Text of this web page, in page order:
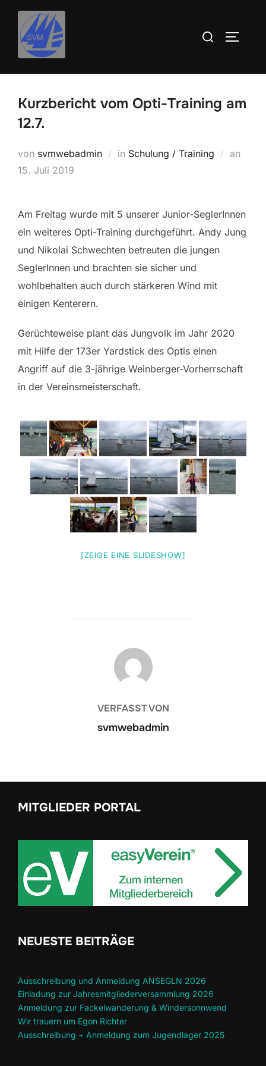
springen
Zum
Inhalt
springen
Suchen
Kurzbericht vom Opti-Training am
12.7.
von svmwebadmin in Schulung / Training an
15. Juli 2019
Am Freitag wurde mit 5 unserer Junior-SeglerInnen
ein weiteres Opti-Training durchgeführt. Andy Jung
und Nikolai Schwechten betreuten die jungen
SeglerInnen und brachten sie sicher und
wohlbehalten auch durch stärkeren Wind mit
einigen Kenterern.
Gerüchteweise plant das Jungvolk im Jahr 2020
mit Hilfe der 173er Yardstick des Optis einen
Angriff auf die 3-jährige Weinberger-Vorherrschaft
in der Vereinsmeisterschaft.
[ZEIGE EINE SLIDESHOW]
BEITRAGSAUTOR
VERFASST VON
svmwebadmin
MITGLIEDER PORTAL
NEUESTE BEITRÄGE
Ausschreibung und Anmeldung ANSEGLN 2026
Einladung zur Jahresmitgliederversammlung 2026
Anmeldung zur Fackelwanderung & Windersonnwend
Wir trauern um Egon Richter
Ausschreibung + Anmeldung zum Jugendlager 2025